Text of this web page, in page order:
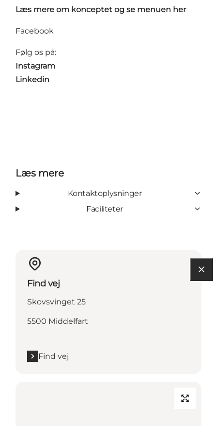
Læs mere om konceptet og se menuen her
Facebook
Følg os på:
Instagram
Linkedin
Læs mere
Kontaktoplysninger
Faciliteter
Find vej
Skovsvinget 25
5500 Middelfart
Find vej